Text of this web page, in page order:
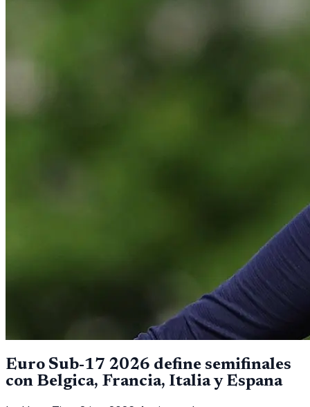
Euro Sub-17 2026 define semifinales
con Belgica, Francia, Italia y Espana